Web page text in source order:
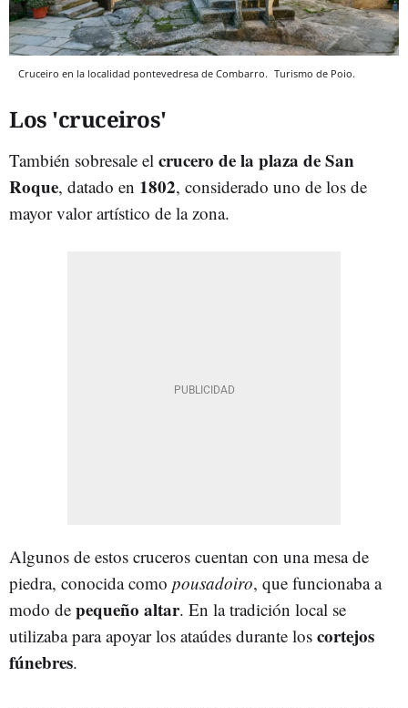
Cruceiro en la localidad pontevedresa de Combarro. Turismo de Poio.
Los 'cruceiros'
También sobresale el crucero de la plaza de San
Roque, datado en 1802, considerado uno de los de
mayor valor artístico de la zona.
Algunos de estos cruceros cuentan con una mesa de
piedra, conocida como pousadoiro, que funcionaba a
modo de pequeño altar. En la tradición local se
utilizaba para apoyar los ataúdes durante los cortejos
fúnebres.